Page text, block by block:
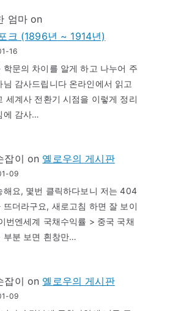
엄마on
크 (1896년 ~ 1914년)
16
학문의 차이를 알게 하고 나누어 주
님 감사드립니다 온라인에서 읽고
세계사 전환기 시점을 이렇게 정리
에 감사…
잡이 on 옐로우의 게시판
09
해요, 몇번 클릭하다보니 저는 404
뜨더라구요, 새로고침 하면 잘 보이
번엔세계 국채수익률 > 중국 국채
부분 보면 흰창만…
잡이 on 옐로우의 게시판
09